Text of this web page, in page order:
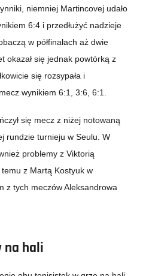
niemniej Martincovej udało
6:4 i przedłużyć nadzieje
w półfinałach aż dwie
okazał się jednak powtórką z
się rozsypała i
wynikiem 6:1, 3:6, 6:1.
się mecz z niżej notowaną
rundzie turnieju w Seulu. W
problemy z Viktorią
z Martą Kostyuk w
z tych meczów Aleksandrowa
na hali